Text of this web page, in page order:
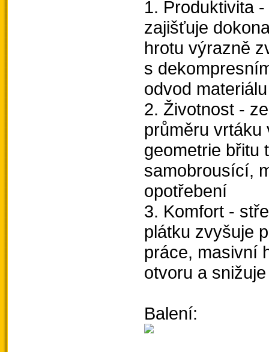
1. Produktivita
zajišťuje
hrotu výrazně
s
odvod
2. Životnost -
průměru vrtáku
geometrie břitu
samobrousící,
opotřebení
3. Komfort -
plátku zvyšuje
práce, masivní
otvoru a
Balení: